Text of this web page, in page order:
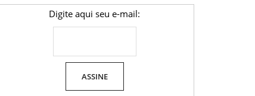
Digite aqui seu e-mail: